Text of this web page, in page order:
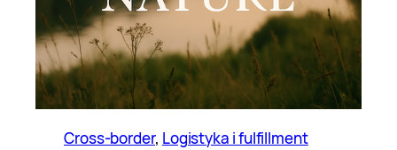
Cross-border, Logistyka i fulfillment